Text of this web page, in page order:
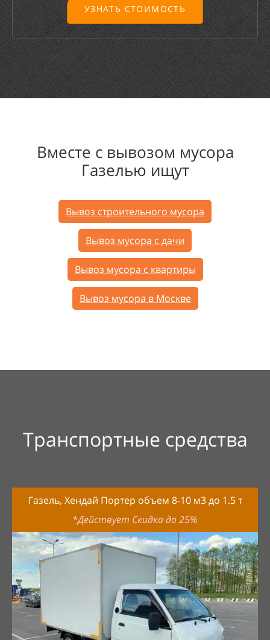
УЗНАТЬ СТОИМОСТЬ
Вместе с вывозом мусора
Газелью ищут
Вывоз строительного мусора
Вывоз мусора с дачи
Вывоз мусора с квартиры
Вывоз мусора в Москве
Транспортные средства
Газель, Хендай Портер объем 8-10 м3 до 1.5 т
*Действует Скидка до 25%